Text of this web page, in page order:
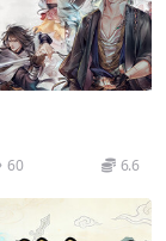
60 6.6